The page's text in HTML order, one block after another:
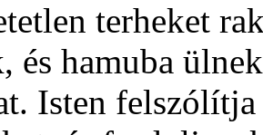
terheket
és hamuba
Isten